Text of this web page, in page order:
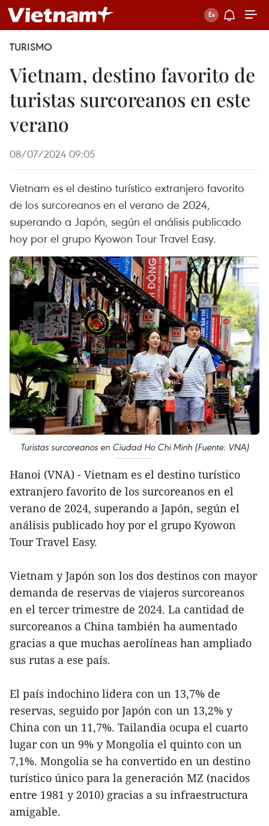
TURISMO
Vietnam, destino favorito de
turistas surcoreanos en este
verano
08/07/2024 09:05
Vietnam es el destino turístico extranjero favorito
de los surcoreanos en el verano de 2024,
superando a Japón, según el análisis publicado
hoy por el grupo Kyowon Tour Travel Easy.
Turistas surcoreanos en Ciudad Ho Chi Minh (Fuente: VNA)
Hanoi (VNA) - Vietnam es el destino turístico
extranjero favorito de los surcoreanos en el
verano de 2024, superando a Japón, según el
análisis publicado hoy por el grupo Kyowon
Tour Travel Easy.
Vietnam y Japón son los dos destinos con mayor
demanda de reservas de viajeros surcoreanos
en el tercer trimestre de 2024. La cantidad de
surcoreanos a China también ha aumentado
gracias a que muchas aerolíneas han ampliado
sus rutas a ese país.
El país indochino lidera con un 13,7% de
reservas, seguido por Japón con un 13,2% y
China con un 11,7%. Tailandia ocupa el cuarto
lugar con un 9% y Mongolia el quinto con un
7,1%. Mongolia se ha convertido en un destino
turístico único para la generación MZ (nacidos
entre 1981 y 2010) gracias a su infraestructura
amigable.